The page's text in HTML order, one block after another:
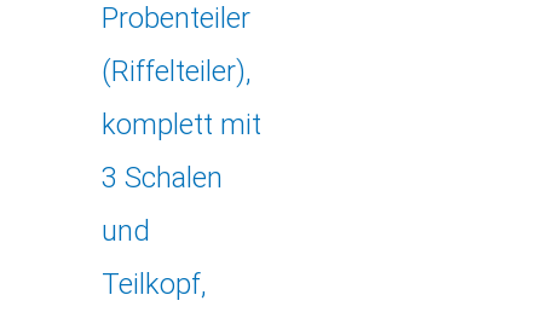
Probenteiler
(Riffelteiler),
komplett mit
3 Schalen
und
Teilkopf,